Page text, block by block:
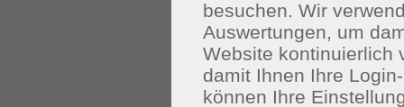
besuchen. Wir
Auswertungen, um
Website kontinuierlich
damit Ihnen Ihre
können Ihre